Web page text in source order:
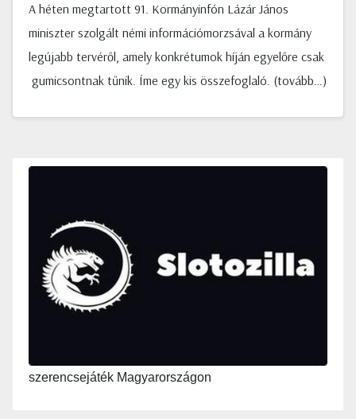
A héten megtartott 91. Kormányinfón Lázár János
miniszter szolgált némi információmorzsával a kormány
legújabb tervéről, amely konkrétumok híján egyelőre csak
gumicsontnak tűnik. Íme egy kis összefoglaló. (tovább…)
szerencsejáték Magyarországon